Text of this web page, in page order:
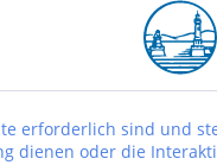
erforderlich sind und
dienen oder die